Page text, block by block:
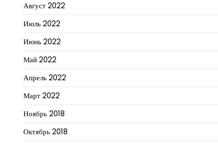
Август 2022
Июль 2022
Июнь 2022
Май 2022
Апрель 2022
Март 2022
Ноябрь 2018
Октябрь 2018